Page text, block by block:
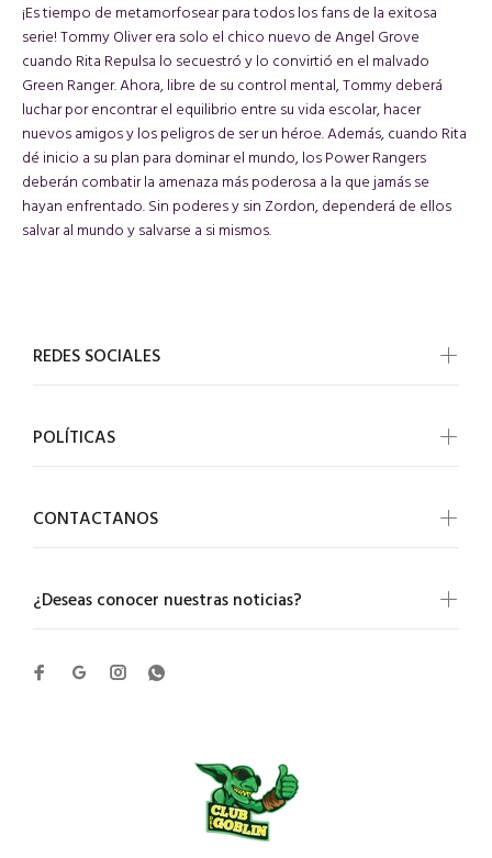
¡Es tiempo de metamorfosear para todos los fans de la exitosa
serie! Tommy Oliver era solo el chico nuevo de Angel Grove
cuando Rita Repulsa lo secuestró y lo convirtió en el malvado
Green Ranger. Ahora, libre de su control mental, Tommy deberá
luchar por encontrar el equilibrio entre su vida escolar, hacer
nuevos amigos y los peligros de ser un héroe. Además, cuando Rita
dé inicio a su plan para dominar el mundo, los Power Rangers
deberán combatir la amenaza más poderosa a la que jamás se
hayan enfrentado. Sin poderes y sin Zordon, dependerá de ellos
salvar al mundo y salvarse a si mismos.
¿Deseas conocer nuestras noticias?
REDES SOCIALES
POLÍTICAS
CONTACTANOS